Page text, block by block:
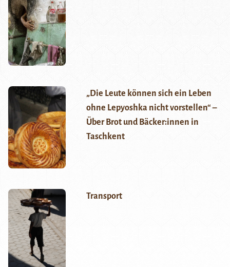
„Die Leute können sich ein Leben
ohne Lepyoshka nicht vorstellen“ –
Über Brot und Bäcker:innen in
Taschkent
Transport